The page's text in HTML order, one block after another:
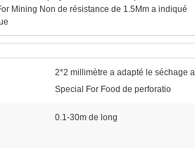
Mining Non de résistance de 1.5Mm a indiqué
2*2 millimètre a adapté le séchage
Special For Food de perforatio
0.1-30m de long